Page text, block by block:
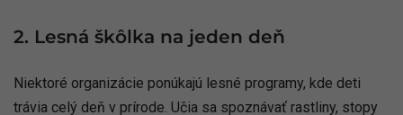
2. Lesná škôlka na jeden deň
Niektoré organizácie ponúkajú lesné programy, kde deti
trávia celý deň v prírode. Učia sa spoznávať rastliny, stopy